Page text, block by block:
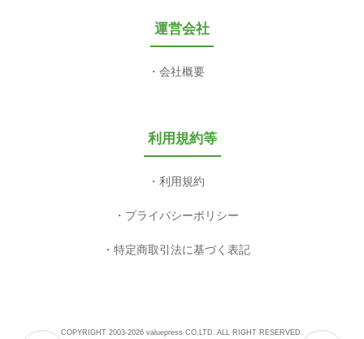
運営会社
会社概要
利用規約等
利用規約
プライバシーポリシー
特定商取引法に基づく表記
COPYRIGHT 2003-2026 valuepress CO,LTD. ALL RIGHT RESERVED.